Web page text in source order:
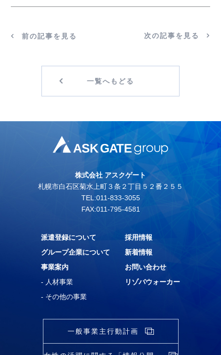
前の記事を見る 次の記事を見る
一覧へもどる
株式会社 アスクゲート
札幌市白石区菊水上町３条２丁目５２番２５５
TEL:011-833-3055
FAX:011-795-4581
派遣登録について
グループ企業について
事業案内
- 人材事業
- その他の事業
採用情報
新着情報
お問い合わせ
リゾバウォーカー
一般事業主行動計画